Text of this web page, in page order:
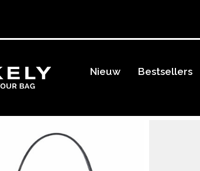
BURKELYNieuw Bestsellers